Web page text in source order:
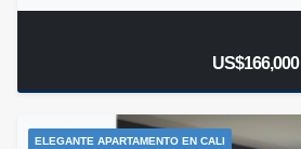
US$166,000
ELEGANTE APARTAMENTO EN CALI